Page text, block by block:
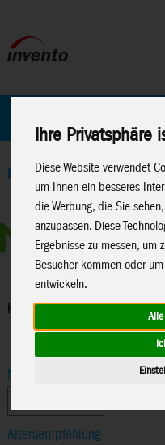
Ihre Privatsphäre
Diese Website verwendet
um Ihnen ein besseres
die Werbung, die Sie
anzupassen. Diese
Ergebnisse zu messen, um
Besucher kommen oder
entwickeln.
Home >Spielwaren>
Harry Potter
Harry Potter
Marke
Altersempfehlung